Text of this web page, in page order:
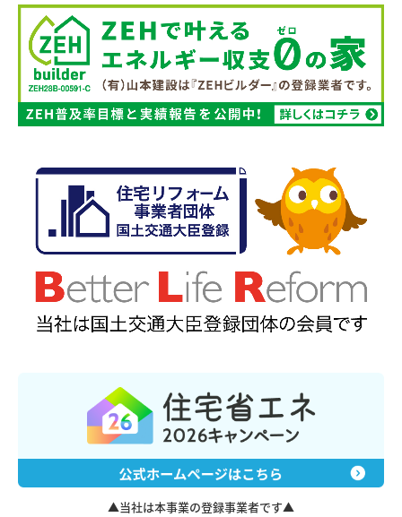
▲当社は本事業の登録事業者です▲